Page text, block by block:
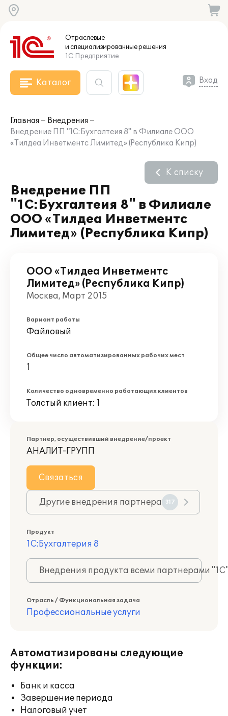
Отраслевые
и специализированныерешения
1С:Предприятие
Каталог Вход
Главная
Внедрения
Внедрение ПП "1С:Бухгалтеия 8" в Филиале ООО
«Тилдеа Инветментс Лимитед» (Республика Кипр)
Внедрение ПП
"1С:Бухгалтеия 8" в Филиале
ООО «Тилдеа Инветментс
Лимитед» (Республика Кипр)
К списку
ООО «Тилдеа Инветментс
Лимитед» (Республика Кипр)
Москва, Март 2015
Вариант работы
Файловый
Общее число автоматизированных рабочих мест
1
Количество одновременно работающих клиентов
Толстый клиент: 1
Партнер, осуществивший внедрение/проект
АНАЛИТ-ГРУПП
Связаться
Другие внедрения партнера 317
Продукт
1С:Бухгалтерия 8
Внедрения продукта всеми партнерами
Отрасль / Функциональная задача
Профессиональные услуги
Автоматизированы следующие
функции:
Банк и касса
Завершение периода
Налоговый учет